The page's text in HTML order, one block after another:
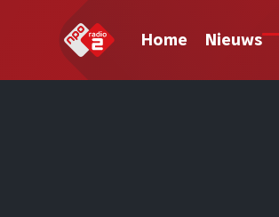
Home Nieuws